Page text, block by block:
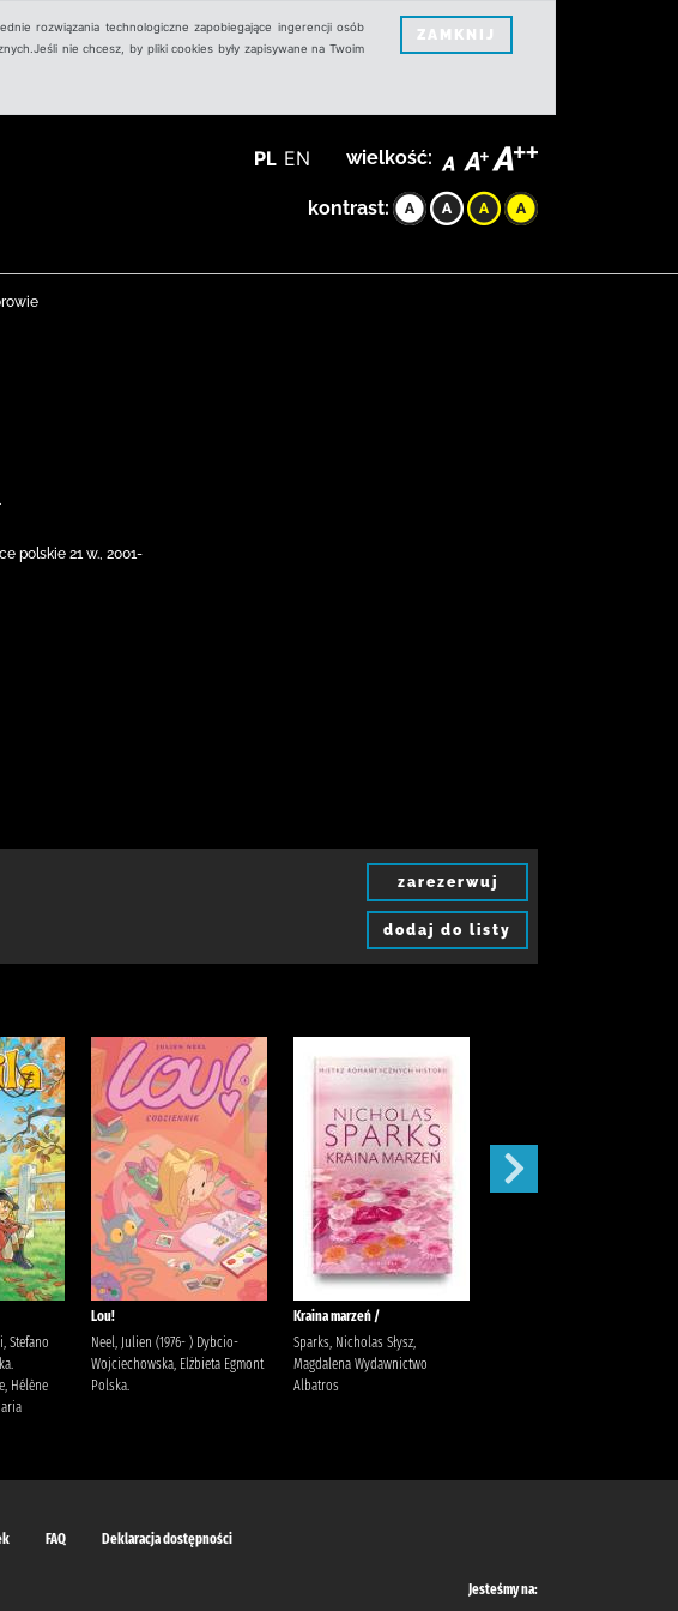
rozwiązania technologiczne zapobiegające ingerencji osób
nie chcesz, by pliki cookies były zapisywane na Twoim
ZAMKNIJ
PL EN wielkość:
kontrast:
polskie 21 w., 2001-
zarezerwuj
dodaj do listy
Stefano
Hélène
Lou!
Neel, Julien (1976- ) Dybcio-
Wojciechowska, Elżbieta Egmont
Polska.
Kraina marzeń /
Sparks, Nicholas Słysz,
Magdalena Wydawnictwo
Albatros
FAQ Deklaracja dostępności
Jesteśmy na: